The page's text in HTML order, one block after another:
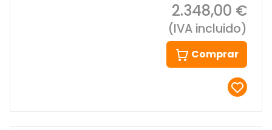
2.348,00 €
(IVA incluido)
Comprar